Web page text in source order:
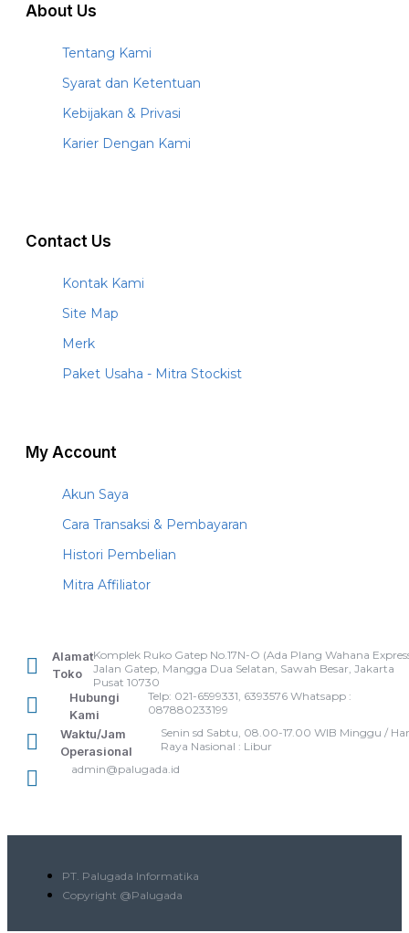
About Us
Tentang Kami
Syarat dan Ketentuan
Kebijakan & Privasi
Karier Dengan Kami
Contact Us
Kontak Kami
Site Map
Merk
Paket Usaha - Mitra Stockist
My Account
Akun Saya
Cara Transaksi & Pembayaran
Histori Pembelian
Mitra Affiliator
Alamat
Toko
Komplek Ruko Gatep No.17N-O (Ada Plang Wahana
Jalan Gatep, Mangga Dua Selatan, Sawah Besar, Jakarta
Pusat 10730
Hubungi
Kami
Telp: 021-6599331, 6393576 Whatsapp :
087880233199
Waktu/Jam
Operasional
Senin sd Sabtu, 08.00-17.00 WIB Minggu /
Raya Nasional : Libur
admin@palugada.id
PT. Palugada Informatika
Copyright @Palugada